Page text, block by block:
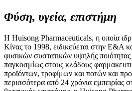
Φύση, υγεία, επιστήμη
Η Huisong Pharmaceuticals, η οποία
Κίνας το 1998, ειδικεύεται στην Ε&Α
φυσικών συστατικών υψηλής ποιότητας
παγκοσμίως στους κλάδους
προϊόντων, τροφίμων και ποτών και
περισσότερα από 24 χρόνια εμπειρίας